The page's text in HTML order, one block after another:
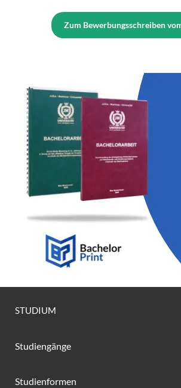
Zum Bewerbungsschreiben
STUDIUM
Studiengänge
Studienformen